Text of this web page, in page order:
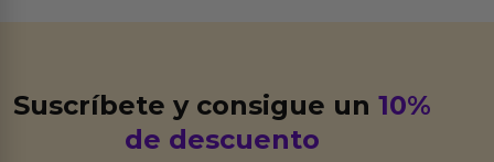
Suscríbete y consigue un10%
de descuento